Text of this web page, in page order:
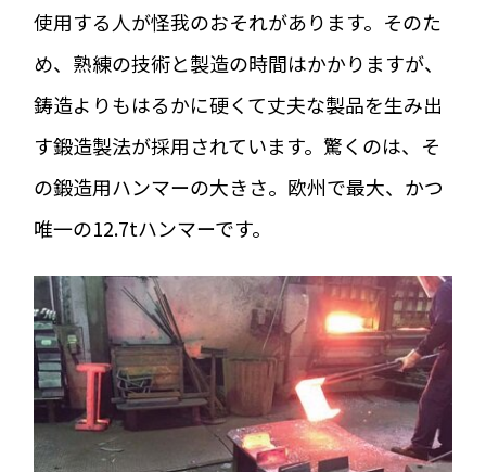
使用する人が怪我のおそれがあります。そのた
め、熟練の技術と製造の時間はかかりますが、
鋳造よりもはるかに硬くて丈夫な製品を生み出
す鍛造製法が採用されています。驚くのは、そ
の鍛造用ハンマーの大きさ。欧州で最大、かつ
唯一の12.7tハンマーです。